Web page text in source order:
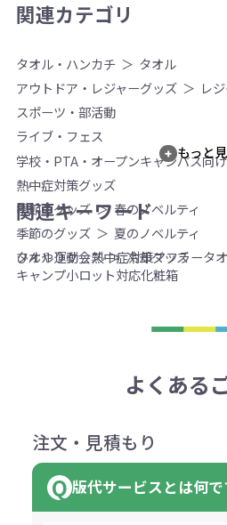
関連カテゴリ
タオル・ハンカチ
タオル
アウトドア・レジャーグッズ
レ
スポーツ・部活動
ライブ・フェス
学校・PTA・オープンキャンパス向け
熱中症対策グッズ
季節のグッズ
春のノベルティ
季節のグッズ
夏のノベルティ
ひんやりグッズ
冷却グッズ
もっと
関連キーワード
タオル運動会熱中症対策マフラータ
キャンプ小ロット対応化粧箱
よくある
注文・見積もり
版代サービスとは何で